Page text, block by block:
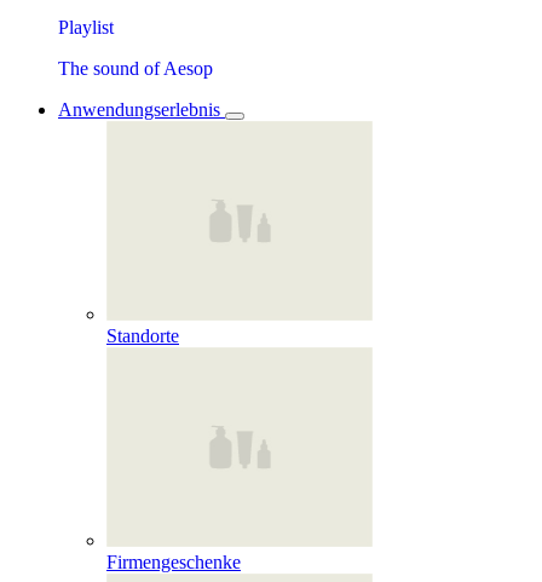
Playlist
The sound of Aesop
Anwendungserlebnis
Standorte
Firmengeschenke